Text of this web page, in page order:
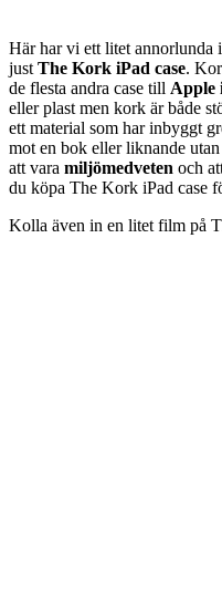
Här har vi ett litet annorlunda
just The Kork iPad case.
de flesta andra case till Apple
eller plast men kork är både
ett material som har inbyggt
mot en bok eller liknande
att vara miljömedveten och
du köpa The Kork iPad case
Kolla även in en litet film på